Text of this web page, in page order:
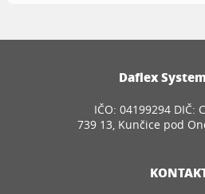
Daflex
IČO: 04199294 DIČ:
739 13, Kunčice pod